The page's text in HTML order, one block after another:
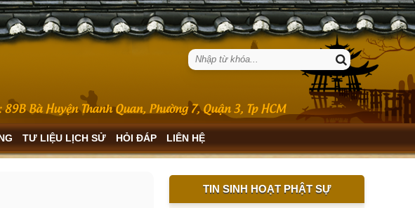
TƯ LIỆU LỊCH SỬ HỎI ĐÁP LIÊN HỆ
TIN SINH HOẠT PHẬT SỰ